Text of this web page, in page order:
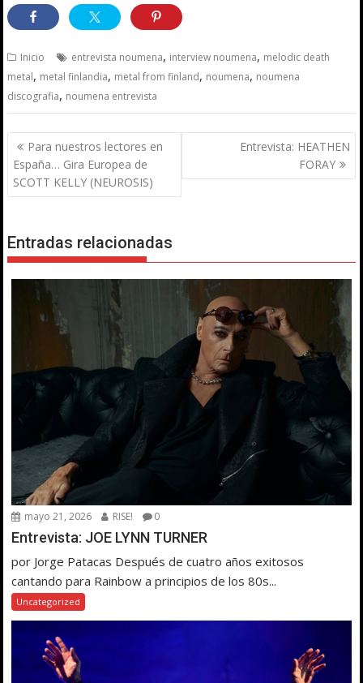
Inicio entrevista noumena, interview noumena, melodic death
metal, metal finlandia, metal from finland, noumena, noumena
discografia, noumena entrevista
Navegación
de
entradas
Para nuestros lectores en
España… Gira Europea de
SCOTT KELLY (NEUROSIS)
Entrevista: HEATHEN
FORAY
Entradas relacionadas
mayo 21, 2026 RISE! 0
Entrevista: JOE LYNN TURNER
por Jorge Patacas Después de cuatro años exitosos
cantando para Rainbow a principios de los 80s...
Uncategorized